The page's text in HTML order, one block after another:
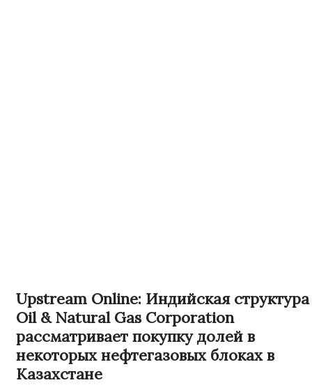
Upstream Online: Индийская структура
Oil & Natural Gas Corporation
рассматривает покупку долей в
некоторых нефтегазовых блоках в
Казахстане